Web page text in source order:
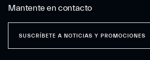
Mantente en contacto
SUSCRÍBETE A NOTICIAS Y PROMOCIONES